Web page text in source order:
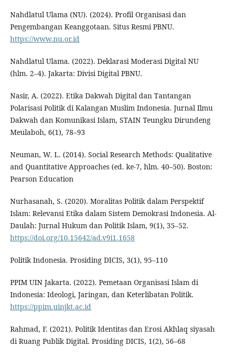
Nahdlatul Ulama (NU). (2024). Profil Organisasi dan
Pengembangan Keanggotaan. Situs Resmi PBNU.
https://www.nu.or.id
Nahdlatul Ulama. (2022). Deklarasi Moderasi Digital NU
(hlm. 2–4). Jakarta: Divisi Digital PBNU.
Nasir, A. (2022). Etika Dakwah Digital dan Tantangan
Polarisasi Politik di Kalangan Muslim Indonesia. Jurnal Ilmu
Dakwah dan Komunikasi Islam, STAIN Teungku Dirundeng
Meulaboh, 6(1), 78–93
Neuman, W. L. (2014). Social Research Methods: Qualitative
and Quantitative Approaches (ed. ke-7, hlm. 40–50). Boston:
Pearson Education
Nurhasanah, S. (2020). Moralitas Politik dalam Perspektif
Islam: Relevansi Etika dalam Sistem Demokrasi Indonesia. Al-
Daulah: Jurnal Hukum dan Politik Islam, 9(1), 35–52.
https://doi.org/10.15642/ad.v9i1.1658
Politik Indonesia. Prosiding DICIS, 3(1), 95–110
PPIM UIN Jakarta. (2022). Pemetaan Organisasi Islam di
Indonesia: Ideologi, Jaringan, dan Keterlibatan Politik.
https://ppim.uinjkt.ac.id
Rahmad, F. (2021). Politik Identitas dan Erosi Akhlaq siyasah
di Ruang Publik Digital. Prosiding DICIS, 1(2), 56–68